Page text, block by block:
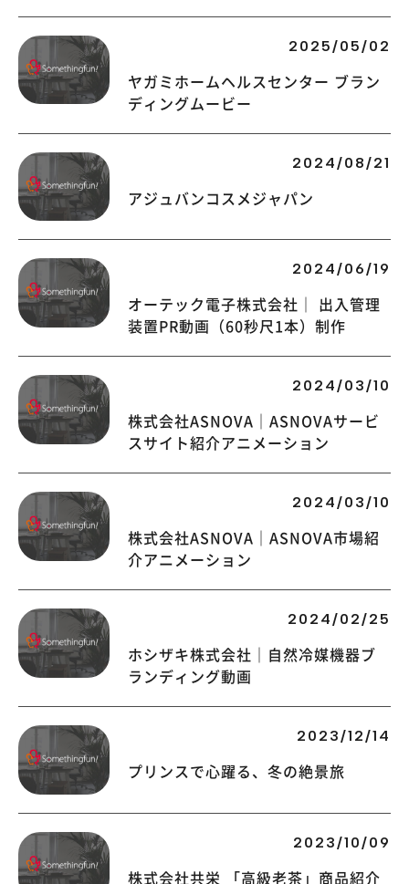
2025/05/02
ヤガミホームヘルスセンター ブラン
ディングムービー
2024/08/21
アジュバンコスメジャパン
2024/06/19
オーテック電子株式会社｜ 出入管理
装置PR動画（60秒尺1本）制作
2024/03/10
株式会社ASNOVA｜ASNOVAサービ
スサイト紹介アニメーション
2024/03/10
株式会社ASNOVA｜ASNOVA市場紹
介アニメーション
2024/02/25
ホシザキ株式会社｜自然冷媒機器ブ
ランディング動画
2023/12/14
プリンスで心躍る、冬の絶景旅
2023/10/09
株式会社共栄 「高級老茶」商品紹介